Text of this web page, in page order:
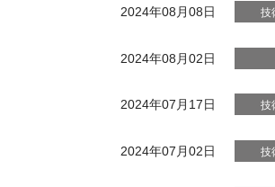
2024年08月08日 技
2024年08月02日
2024年07月17日 技
2024年07月02日 技